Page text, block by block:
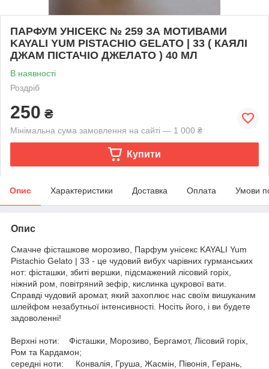
ПАРФУМ УНІСЕКС № 259 ЗА МОТИВАМИ
KAYALI YUM PISTACHIO GELATO | 33 ( КАЯЛІ
ДЖАМ ПІСТАЧІО ДЖЕЛАТО ) 40 МЛ
В наявності
Роздріб
250 ₴
Мінімальна сума замовлення на сайті — 1 000 ₴
Купити
Опис Характеристики Доставка Оплата Умови
Опис
Смачне фісташкове морозиво, Парфум унісекс KAYALI Yum
Pistachio Gelato | 33 - це чудовий вибух чарівних гурманських
нот: фісташки, збиті вершки, підсмажений лісовий горіх,
ніжний ром, повітряний зефір, кислинка цукрової вати.
Справді чудовий аромат, який захоплює нас своїм вишуканим
шлейфом незабутньої інтенсивності. Носіть його, і ви будете
задоволенні!
Верхні ноти: Фісташки, Морозиво, Бергамот, Лісовий горіх,
Ром та Кардамон;
середні ноти: Конвалія, Груша, Жасмін, Півонія, Герань,